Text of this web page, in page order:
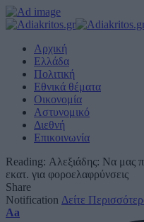
Αρχική
Ελλάδα
Πολιτική
Εθνικά θέματα
Οικονομία
Αστυνομικό
Διεθνή
Επικοινωνία
Reading: Αλεξιάδης: Να μας
εκατ. για φοροελαφρύνσεις
Share
Notification Δείτε
Font
Aa